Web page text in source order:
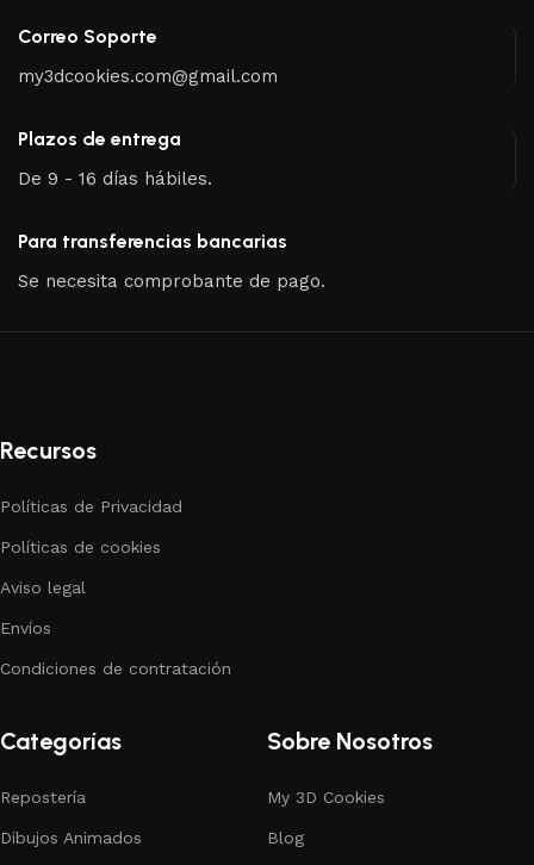
Correo Soporte
my3dcookies.com@gmail.com
Plazos de entrega
De 9 - 16 días hábiles.
Para transferencias bancarias
Se necesita comprobante de pago.
Recursos
Políticas de Privacidad
Políticas de cookies
Aviso legal
Envíos
Condiciones de contratación
Categorías
Repostería
Dibujos Animados
Sobre Nosotros
My 3D Cookies
Blog